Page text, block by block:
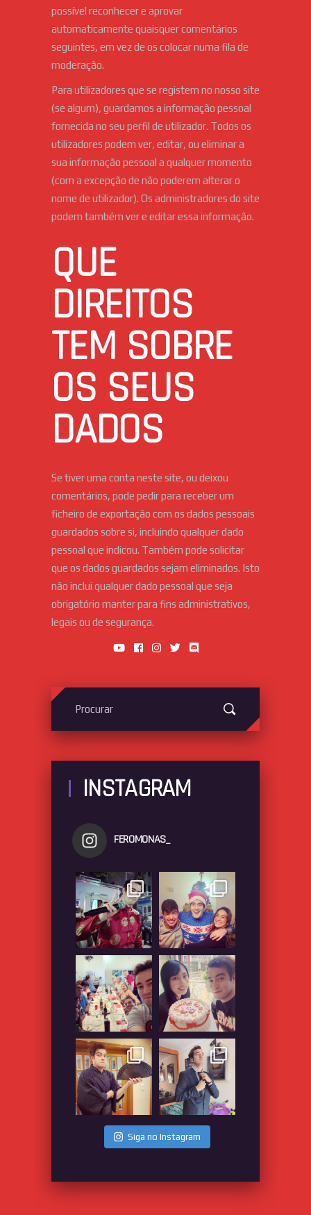
possível reconhecer e aprovar
automaticamente quaisquer comentários
seguintes, em vez de os colocar numa fila de
moderação.
Para utilizadores que se registem no nosso site
(se algum), guardamos a informação pessoal
fornecida no seu perfil de utilizador. Todos os
utilizadores podem ver, editar, ou eliminar a
sua informação pessoal a qualquer momento
(com a excepção de não poderem alterar o
nome de utilizador). Os administradores do site
podem também ver e editar essa informação.
QUE
DIREITOS
TEM SOBRE
OS SEUS
DADOS
Se tiver uma conta neste site, ou deixou
comentários, pode pedir para receber um
ficheiro de exportação com os dados pessoais
guardados sobre si, incluindo qualquer dado
pessoal que indicou. Também pode solicitar
que os dados guardados sejam eliminados. Isto
não inclui qualquer dado pessoal que seja
obrigatório manter para fins administrativos,
legais ou de segurança.
Search
INSTAGRAM
FEROMONAS_
Siga no Instagram